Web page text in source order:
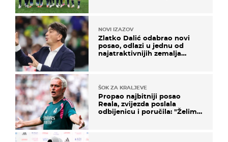
NOVI IZAZOV
Zlatko Dalić odabrao novi
posao, odlazi u jednu od
najatraktivnijih zemalja
ŠOK ZA KRALJEVE
Propao najbitniji posao
Reala, zvijezda poslala
odbijenicu i poručila: "Želim